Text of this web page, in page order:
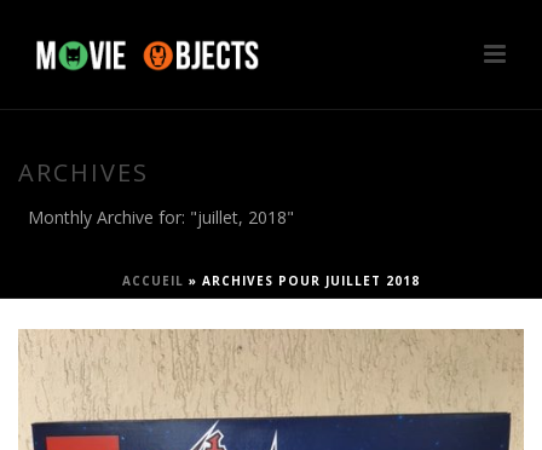
ARCHIVES
Monthly Archive for: "juillet, 2018"
ACCUEIL » ARCHIVES POUR JUILLET 2018